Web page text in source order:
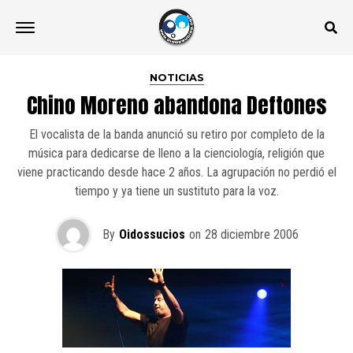
NOTICIAS
Chino Moreno abandona Deftones
El vocalista de la banda anunció su retiro por completo de la
música para dedicarse de lleno a la cienciología, religión que
viene practicando desde hace 2 años. La agrupación no perdió el
tiempo y ya tiene un sustituto para la voz.
By Oidossucios on 28 diciembre 2006